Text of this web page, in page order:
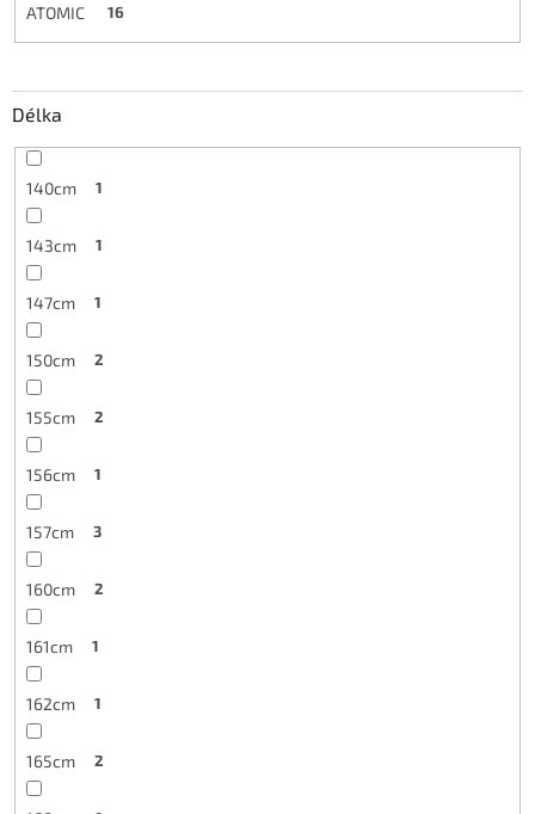
ATOMIC 16
Délka
140cm 1
143cm 1
147cm 1
150cm 2
155cm 2
156cm 1
157cm 3
160cm 2
161cm 1
162cm 1
165cm 2